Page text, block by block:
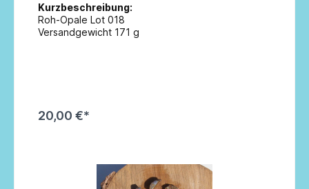
Kurzbeschreibung:
Roh-Opale Lot 018
Versandgewicht 171 g
20,00 €*